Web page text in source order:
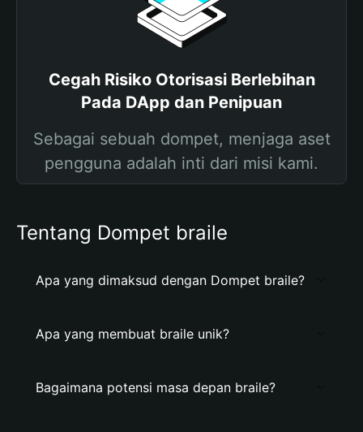
Cegah Risiko Otorisasi Berlebihan
Pada DApp dan Penipuan
Sebagai sebuah dompet, menjaga aset
pengguna adalah inti dari misi kami.
Tentang Dompet braile
Apa yang dimaksud dengan Dompet braile?
Apa yang membuat braile unik?
Bagaimana potensi masa depan braile?